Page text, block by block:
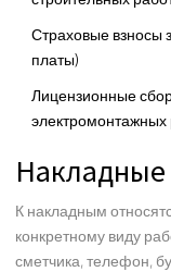
Страховые взносы
платы)
Лицензионные
электромонтажных
Накладные
К накладным
конкретному виду
сметчика, телефон,